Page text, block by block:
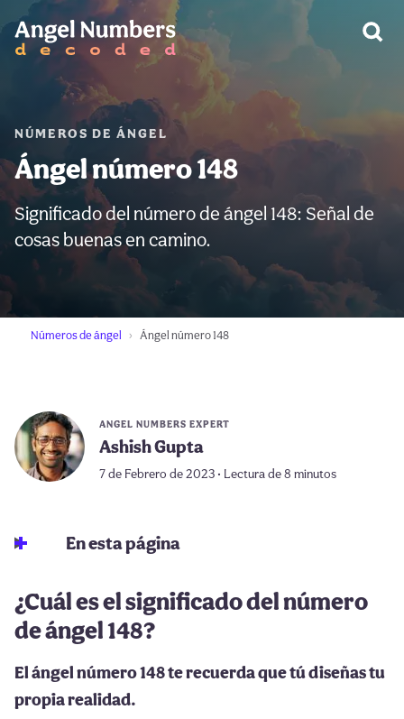
NÚMEROS DE ÁNGEL
Ángel número 148
Significado del número de ángel 148: Señal de
cosas buenas en camino.
Números de ángel Ángel número 148
ANGEL NUMBERS EXPERT
Ashish Gupta
7 de Febrero de 2023 • Lectura de 8 minutos
En esta página
¿Cuál es el significado del número
de ángel 148?
El ángel número 148 te recuerda que tú diseñas tu
propia realidad.
ADVERTENCIA: